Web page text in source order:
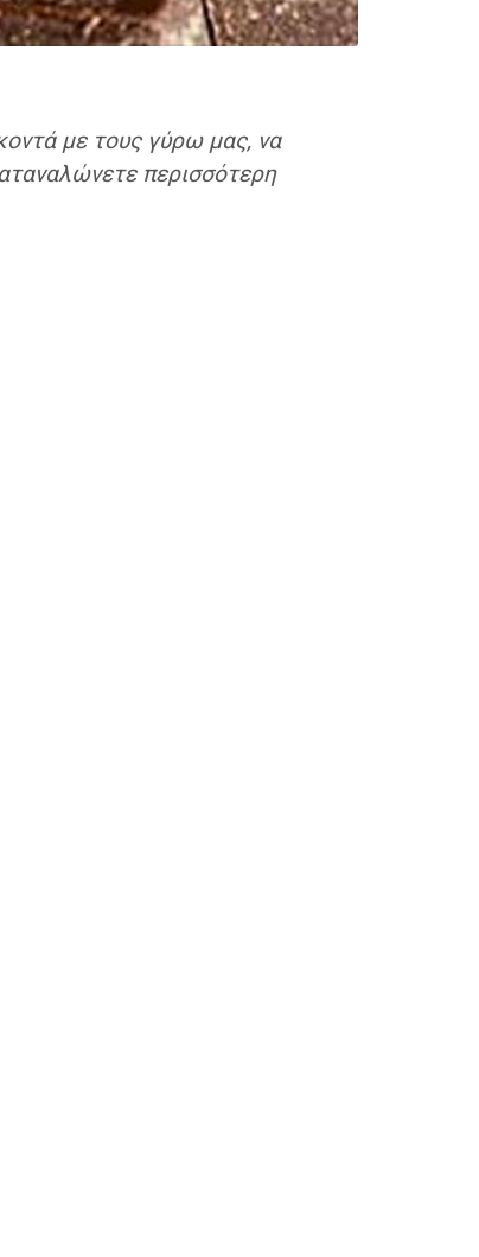
με τους γύρω μας, να
περισσότερη